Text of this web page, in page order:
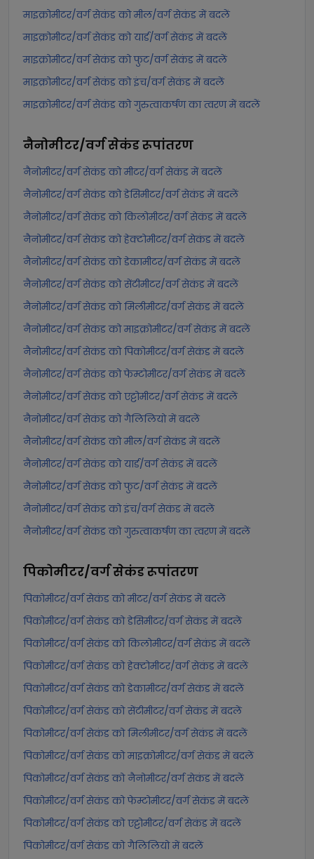
माइक्रोमीटर/वर्ग सेकंड को मील/वर्ग सेकंड में बदलें
माइक्रोमीटर/वर्ग सेकंड को यार्ड/वर्ग सेकंड में बदलें
माइक्रोमीटर/वर्ग सेकंड को फुट/वर्ग सेकंड में बदलें
माइक्रोमीटर/वर्ग सेकंड को इंच/वर्ग सेकंड में बदलें
माइक्रोमीटर/वर्ग सेकंड को गुरुत्वाकर्षण का त्वरण में बदलें
नैनोमीटर/वर्ग सेकंडरूपांतरण
नैनोमीटर/वर्ग सेकंड को मीटर/वर्ग सेकंड में बदलें
नैनोमीटर/वर्ग सेकंड को डेसिमीटर/वर्ग सेकंड में बदलें
नैनोमीटर/वर्ग सेकंड को किलोमीटर/वर्ग सेकंड में बदलें
नैनोमीटर/वर्ग सेकंड को हेक्टोमीटर/वर्ग सेकंड में बदलें
नैनोमीटर/वर्ग सेकंड को डेकामीटर/वर्ग सेकंड में बदलें
नैनोमीटर/वर्ग सेकंड को सेंटीमीटर/वर्ग सेकंड में बदलें
नैनोमीटर/वर्ग सेकंड को मिलीमीटर/वर्ग सेकंड में बदलें
नैनोमीटर/वर्ग सेकंड को माइक्रोमीटर/वर्ग सेकंड में बदलें
नैनोमीटर/वर्ग सेकंड को पिकोमीटर/वर्ग सेकंड में बदलें
नैनोमीटर/वर्ग सेकंड को फेम्टोमीटर/वर्ग सेकंड में बदलें
नैनोमीटर/वर्ग सेकंड को एट्टोमीटर/वर्ग सेकंड में बदलें
नैनोमीटर/वर्ग सेकंड को गैलिलियो में बदलें
नैनोमीटर/वर्ग सेकंड को मील/वर्ग सेकंड में बदलें
नैनोमीटर/वर्ग सेकंड को यार्ड/वर्ग सेकंड में बदलें
नैनोमीटर/वर्ग सेकंड को फुट/वर्ग सेकंड में बदलें
नैनोमीटर/वर्ग सेकंड को इंच/वर्ग सेकंड में बदलें
नैनोमीटर/वर्ग सेकंड को गुरुत्वाकर्षण का त्वरण में बदलें
पिकोमीटर/वर्ग सेकंडरूपांतरण
पिकोमीटर/वर्ग सेकंड को मीटर/वर्ग सेकंड में बदलें
पिकोमीटर/वर्ग सेकंड को डेसिमीटर/वर्ग सेकंड में बदलें
पिकोमीटर/वर्ग सेकंड को किलोमीटर/वर्ग सेकंड में बदलें
पिकोमीटर/वर्ग सेकंड को हेक्टोमीटर/वर्ग सेकंड में बदलें
पिकोमीटर/वर्ग सेकंड को डेकामीटर/वर्ग सेकंड में बदलें
पिकोमीटर/वर्ग सेकंड को सेंटीमीटर/वर्ग सेकंड में बदलें
पिकोमीटर/वर्ग सेकंड को मिलीमीटर/वर्ग सेकंड में बदलें
पिकोमीटर/वर्ग सेकंड को माइक्रोमीटर/वर्ग सेकंड में बदलें
पिकोमीटर/वर्ग सेकंड को नैनोमीटर/वर्ग सेकंड में बदलें
पिकोमीटर/वर्ग सेकंड को फेम्टोमीटर/वर्ग सेकंड में बदलें
पिकोमीटर/वर्ग सेकंड को एट्टोमीटर/वर्ग सेकंड में बदलें
पिकोमीटर/वर्ग सेकंड को गैलिलियो में बदलें